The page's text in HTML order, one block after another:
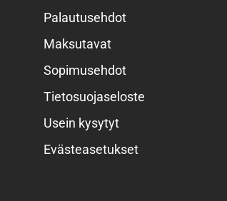
Palautusehdot
Maksutavat
Sopimusehdot
Tietosuojaseloste
Usein kysytyt
Evästeasetukset